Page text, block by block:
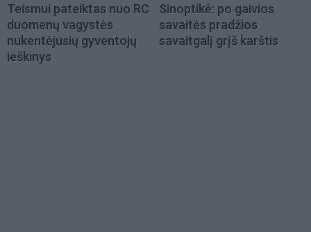
Teismui pateiktas nuo RC
duomenų vagystės
nukentėjusių gyventojų
ieškinys
Sinoptikė: po gaivios
savaitės pradžios
savaitgalį grįš karštis